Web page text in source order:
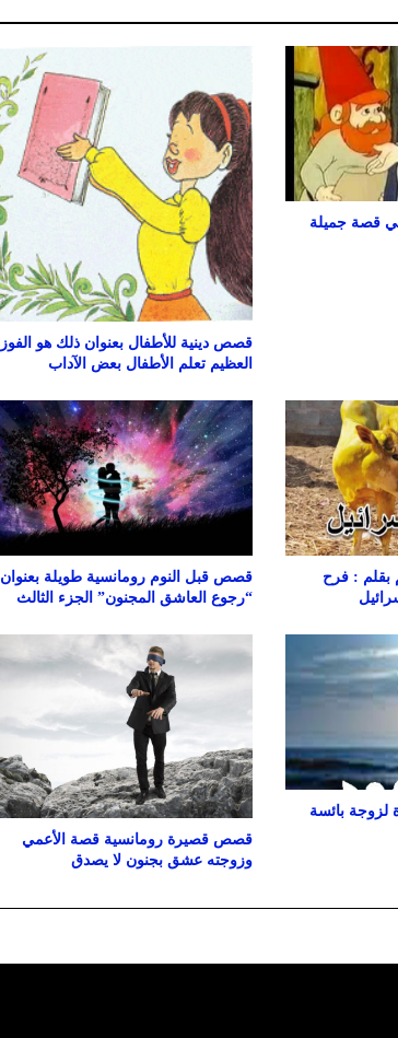
قصة جميلة
قصص دينية للأطفال بعنوان ذلك هو الفوز
العظيم تعلم الأطفال بعض الآداب
بقلم : فرح
قصص قبل النوم رومانسية طويلة بعنوان
“رجوع العاشق المجنون” الجزء الثالث
لزوجة بائسة
قصص قصيرة رومانسية قصة الأعمي
وزوجته عشق بجنون لا يصدق